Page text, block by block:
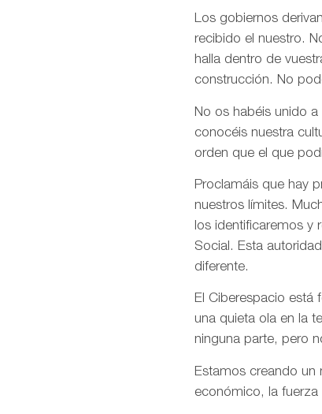
Los gobiernos
recibido el nuestro.
halla dentro de
construcción. No
No os habéis unido
conocéis nuestra
orden que el que
Proclamáis que hay
nuestros límites.
los identificaremos y
Social. Esta
diferente.
El Ciberespacio está
una quieta ola en la
ninguna parte, pero
Estamos creando un
económico, la fuerza